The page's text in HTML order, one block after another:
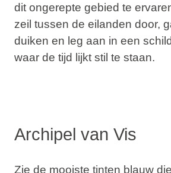
dit ongerepte gebied te
zeil tussen de eilanden door,
duiken en leg aan in een
waar de tijd lijkt stil te staan.
Archipel van Vis
Zie de mooiste tinten blauw